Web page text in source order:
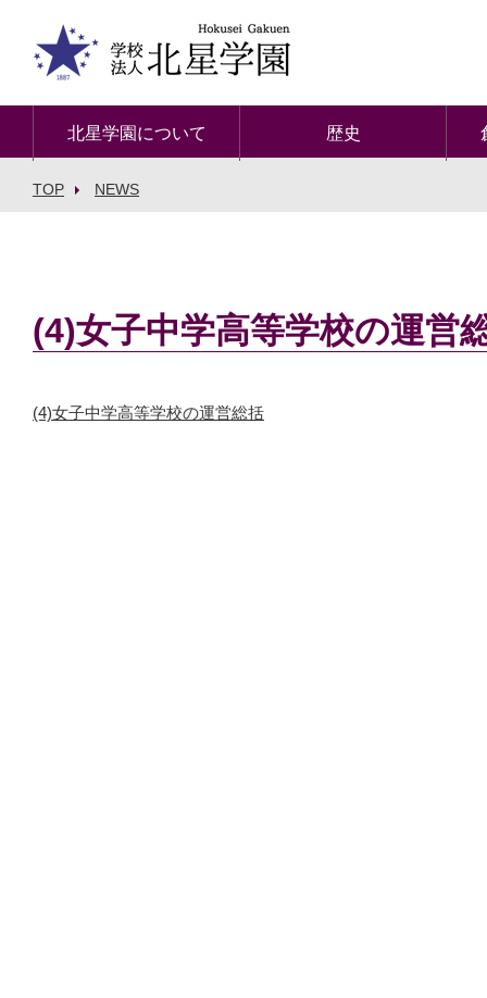
北星学園について 歴史
TOP NEWS
(4)女子中学高等学校の運営
(4)女子中学高等学校の運営総括